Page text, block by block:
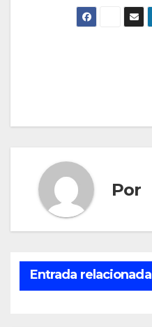
Por
Entrada relacionada